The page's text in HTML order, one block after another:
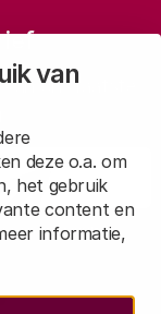
van
deze o.a. om
het gebruik
content en
informatie,
ons laatste
verwerken.